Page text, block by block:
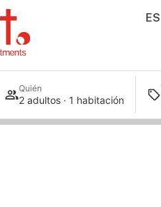
ES
Quién
2 adultos · 1 habitación